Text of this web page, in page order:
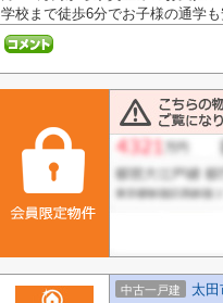
学校まで徒歩6分でお子様の通学
中古一戸建 太